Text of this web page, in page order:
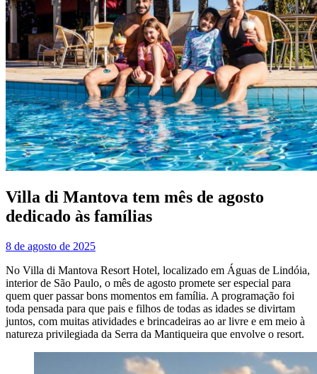
Villa di Mantova tem mês de agosto
dedicado às famílias
8 de agosto de 2025
No Villa di Mantova Resort Hotel, localizado em Águas de Lindóia,
interior de São Paulo, o mês de agosto promete ser especial para
quem quer passar bons momentos em família. A programação foi
toda pensada para que pais e filhos de todas as idades se divirtam
juntos, com muitas atividades e brincadeiras ao ar livre e em meio à
natureza privilegiada da Serra da Mantiqueira que envolve o resort.